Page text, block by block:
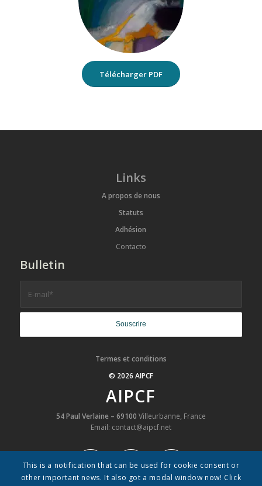
Télécharger PDF
Links
A propos de nous
Statuts
Adhésion
Contacto
Bulletin
Termes et conditions
© 2026 AIPCF
AIPCF
54 Paul Verlaine – 69100 Villeurbanne, France
Email: contact@aipcf.net
This is a notification that can be used for cookie consent or
other important news. It also got a modal window now! Click